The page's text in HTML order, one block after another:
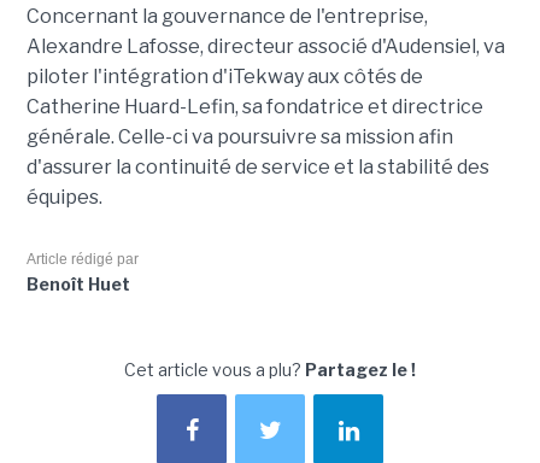
Concernant la gouvernance de l'entreprise,
Alexandre Lafosse, directeur associé d'Audensiel, va
piloter l'intégration d'iTekway aux côtés de
Catherine Huard-Lefin, sa fondatrice et directrice
générale. Celle-ci va poursuivre sa mission afin
d'assurer la continuité de service et la stabilité des
équipes.
Article rédigé par
Benoît Huet
Cet article vous a plu? Partagez le !